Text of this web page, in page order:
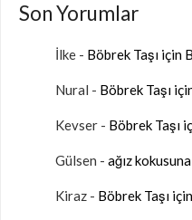
Son Yorumlar
İlke - Böbrek Taşı için
Nural - Böbrek Taşı
Kevser - Böbrek Taşı
Gülsen - ağız
Kiraz - Böbrek Taşı